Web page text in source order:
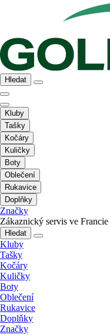
Hledat
Kluby
Tašky
Kočáry
Kuličky
Boty
Oblečení
Rukavice
Doplňky
Značky
Zákaznický servis ve Francie
Hledat
Kluby
Tašky
Kočáry
Kuličky
Boty
Oblečení
Rukavice
Doplňky
Značky